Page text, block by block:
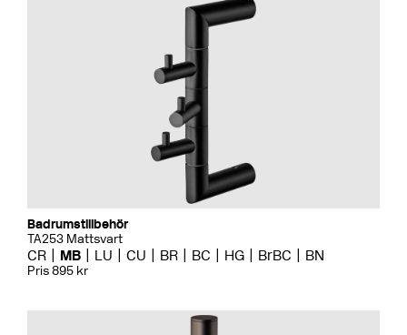
Badrumstillbehör
TA253 Mattsvart
CR MB LU CU BR BC HG BrBC BN
Pris 895 kr